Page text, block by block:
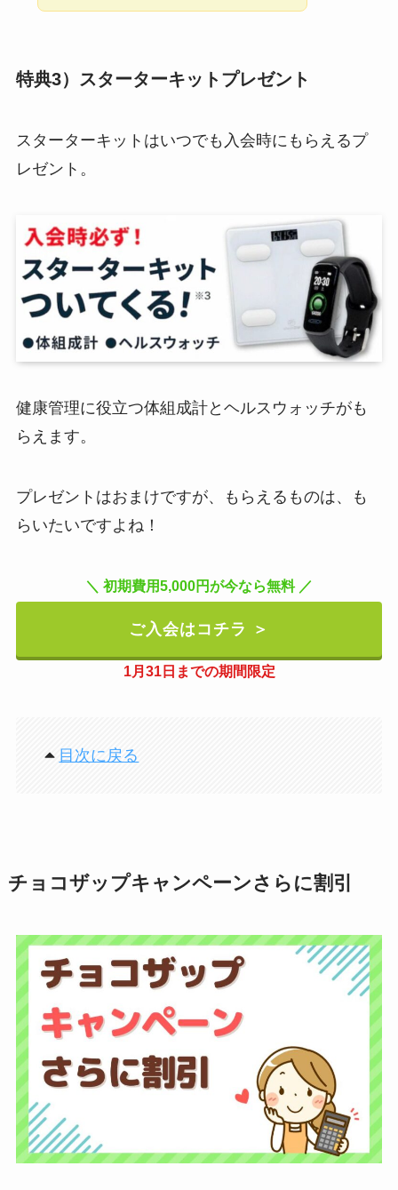
特典3）スターターキットプレゼント
スターターキットはいつでも入会時にもらえるプ
レゼント。
健康管理に役立つ体組成計とヘルスウォッチがも
らえます。
プレゼントはおまけですが、もらえるものは、も
らいたいですよね！
＼ 初期費用5,000円が今なら無料 ／
ご入会はコチラ ＞
1月31日までの期間限定
目次に戻る
チョコザップキャンペーンさらに割引